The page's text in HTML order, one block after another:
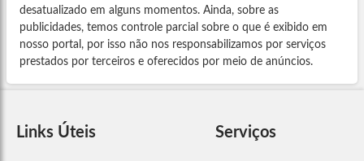
desatualizado em alguns momentos. Ainda, sobre as
publicidades, temos controle parcial sobre o que é exibido em
nosso portal, por isso não nos responsabilizamos por serviços
prestados por terceiros e oferecidos por meio de anúncios.
Links Úteis Serviços